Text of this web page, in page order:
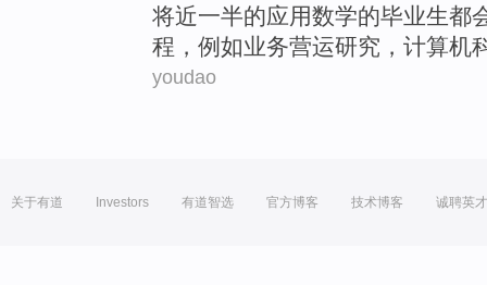
将近一半的应用数学的毕业生都
程 ， 例如业务营运研究 ， 计算机
youdao
关于有道 Investors 有道智选 官方博客 技术博客 诚聘英才